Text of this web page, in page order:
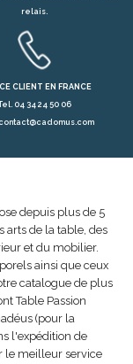
relais.
CLIENT EN FRANCE
04 34 24 50 06
depuis plus de 5
arts de la table, des
et du mobilier.
ainsi que ceux
catalogue de plus
Table Passion
(pour la
l'expédition de
le meilleur service